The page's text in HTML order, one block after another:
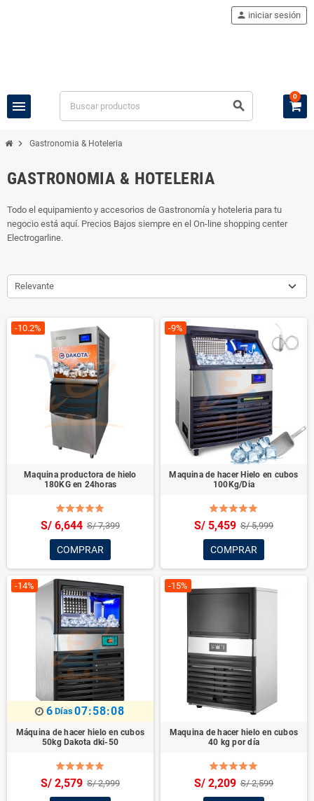
menu search
person iniciar sesión
0
chevron_right Gastronomia & Hoteleria
GASTRONOMIA & HOTELERIA
Todo el equipamiento y accesorios de Gastronomía y hoteleria para tu
negocio está aquí. Precios Bajos siempre en el On-line shopping center
Electrogarline.
Relevante
-10.2%
Maquina productora de hielo
180KG en 24horas
S/ 6,644 S/ 7,399
COMPRAR
-9%
Maquina de hacer Hielo en cubos
100Kg/Dia
S/ 5,459 S/ 5,999
COMPRAR
-14%
6 Días07:58:07
Máquina de hacer hielo en cubos
50kg Dakota dki-50
S/ 2,579 S/ 2,999
-15%
Maquina de hacer hielo en cubos
40 kg por día
S/ 2,209 S/ 2,599